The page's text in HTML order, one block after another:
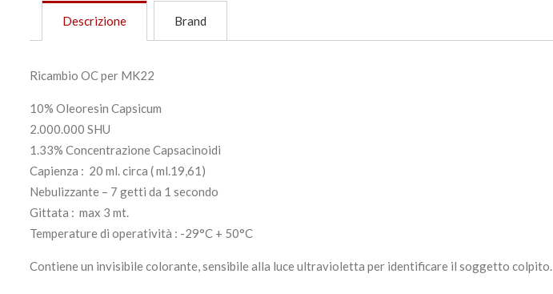
Descrizione Brand
Ricambio OC per MK22
10% Oleoresin Capsicum
2.000.000 SHU
1.33% Concentrazione Capsacinoidi
Capienza : 20 ml. circa ( ml.19,61)
Nebulizzante – 7 getti da 1 secondo
Gittata : max 3 mt.
Temperature di operatività : -29°C + 50°C
Contiene un invisibile colorante, sensibile alla luce ultravioletta per identificare il soggetto colpito.